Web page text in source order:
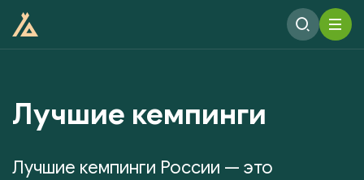
Лучшие кемпинги
Лучшие кемпинги России — это